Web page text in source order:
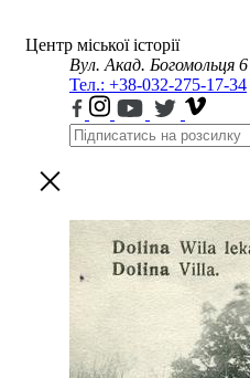
Центр міської історії
Вул. Акад. Богомольця 6
Тел.: +38-032-275-17-34